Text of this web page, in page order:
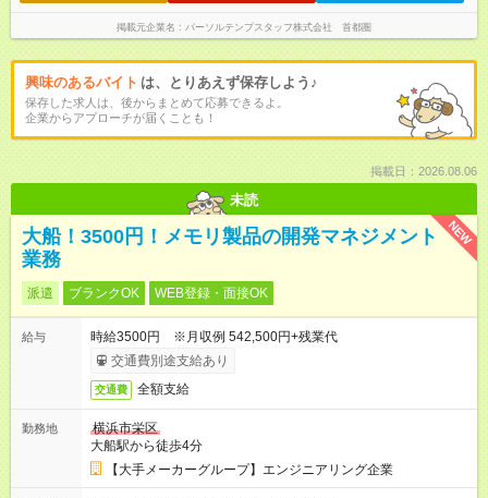
掲載元企業名 パーソルテンプスタッフ株式会社 首都圏
興味のあるバイト は、とりあえず保存しよう♪
保存した求人は、後からまとめて応募できるよ。
企業からアプローチが届くことも！
掲載日：2026.08.06
未読
NEW
大船！3500円！メモリ製品の開発マネジメント
業務
派遣 ブランクOK WEB登録・面接OK
給与
時給3500円 ※月収例 542,500円+残業代
交通費別途支給あり
交通費 全額支給
勤務地
横浜市栄区
大船駅から徒歩4分
【大手メーカーグループ】エンジニアリング企業